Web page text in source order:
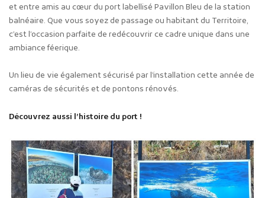
et entre amis au cœur du port labellisé Pavillon Bleu de la station
balnéaire. Que vous soyez de passage ou habitant du Territoire,
c’est l’occasion parfaite de redécouvrir ce cadre unique dans une
ambiance féerique.
Un lieu de vie également sécurisé par l’installation cette année de
caméras de sécurités et de pontons rénovés.
Découvrez aussi l’histoire du port !